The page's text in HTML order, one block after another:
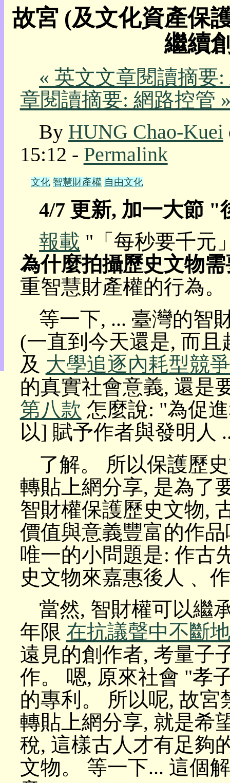
我
English
故宮 (及文化資產保
繼續
« 英文文章閱讀摘要
章閱讀摘要: 網路控管
By HUNG Chao-Kuei
15:12 - Permalink
文化 智慧財產權 自由文化
4/7 更新, 加一大節
報載 "「每秒要千元
為什麼拍攝歷史文物
重智慧財產權的行為。
等一下, ... 臺灣的智
(一直到今天還是, 而
及 大學追逐內耗型競
的真實社會意義, 還是
第八款 怎麼說: "為促
以] 賦予作者與發明人
了解。 所以保護歷
轉貼上網分享, 是為了
智財權保護歷史文物,
價值與意義豐富的作
唯一的小問題是: 作古
史文物來嘉惠後人﹑
當然, 智財權可以繼
年限 在抗議聲中不斷
遠見的創作者, 考量子
作。 嗯, 原來社會 "孝
的專利。 所以呢, 故
轉貼上網分享, 就是希
稅, 這樣古人才有足夠
文物。 等一下... 這個